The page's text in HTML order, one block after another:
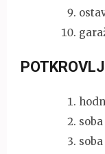
soba
soba